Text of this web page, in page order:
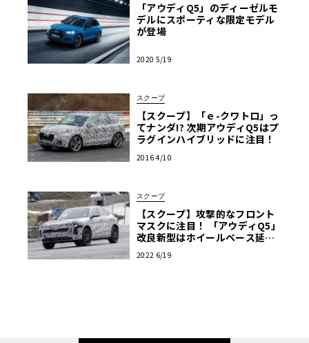
「アウディQ5」のディーゼルモ
デルにスポーティな限定モデル
が登場
2020 5/19
スクープ
【スクープ】「ｅ-クワトロ」っ
てナンダ!? 次期アウディQ5はプ
ラグインハイブリッドに注目！
2016 4/10
スクープ
【スクープ】攻撃的なフロント
マスクに注目！ 「アウディQ5」
改良新型はホイールベース延長
2022 6/19